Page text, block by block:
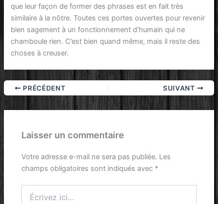
que leur façon de former des phrases est en fait très
similaire à la nôtre. Toutes ces portes ouvertes pour revenir
bien sagement à un fonctionnement d’humain qui ne
chamboule rien. C’est bien quand même, mais il reste des
choses à creuser.
PRÉCÉDENT SUIVANT
Laisser un commentaire
Votre adresse e-mail ne sera pas publiée. Les
champs obligatoires sont indiqués avec *
ici…